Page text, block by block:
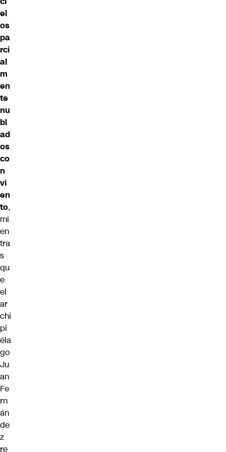
el
os
pa
rci
al
m
en
te
nu
bl
ad
os
co
n
vi
en
to,
mi
en
tra
s
qu
e
el
ar
chi
pi
éla
go
Ju
an
Fe
rn
án
de
z
re